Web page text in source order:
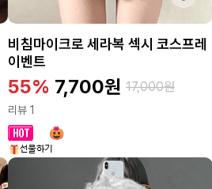
비침마이크로 세라복 섹시 코스프레
이벤트
55% 7,700원 17,000원
리뷰 1